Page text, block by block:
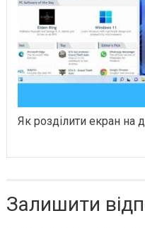
Як розділити екран на
Залишити